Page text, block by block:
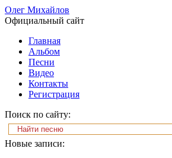
Олег Михайлов
Официальный сайт
Главная
Альбом
Песни
Видео
Контакты
Регистрация
Поиск по сайту:
Новые записи: